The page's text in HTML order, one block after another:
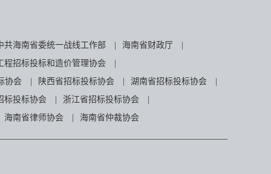
共海南省委统一战线工作部 海南省财政厅
程招标投标和造价管理协会
协会
陕西省招标投标协会 湖南省招标投标协会
标投标协会
浙江省招标投标协会
海南省律师协会
海南省仲裁协会